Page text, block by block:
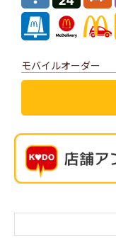
モバイルオーダー